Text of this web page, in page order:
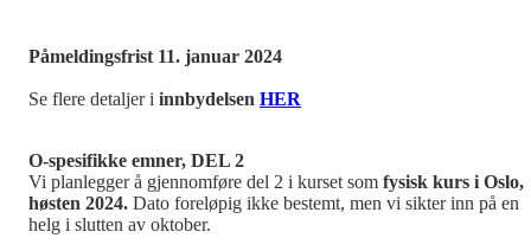
Påmeldingsfrist 11. januar 2024
Se flere detaljer i innbydelsen HER
O-spesifikke emner, DEL 2
Vi planlegger å gjennomføre del 2 i kurset som fysisk kurs i Oslo,
høsten 2024. Dato foreløpig ikke bestemt, men vi sikter inn på en
helg i slutten av oktober.